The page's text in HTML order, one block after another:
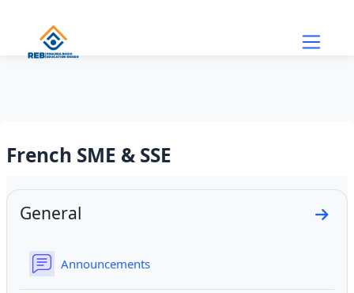
French SME & SSE
Section outline
General Go
Announcements